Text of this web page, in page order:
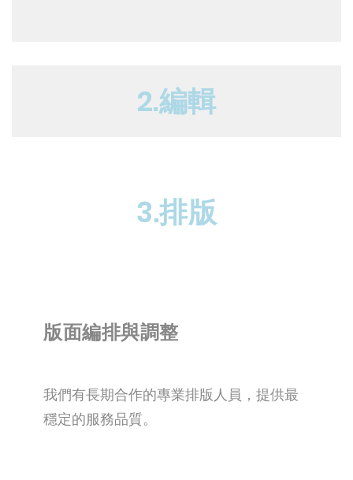
2.編輯
3.排版
版面編排與調整
我們有長期合作的專業排版人員，提供最
穩定的服務品質。